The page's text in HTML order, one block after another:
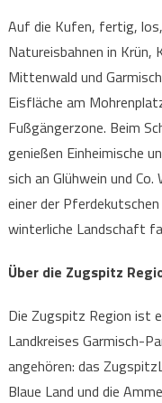
Auf die Kufen, fertig,
Natureisbahnen in Krün,
Mittenwald und
Eisfläche am
Fußgängerzone. Beim
genießen Einheimische
sich an Glühwein und
einer der
winterliche Landschaft
Über die Zugspitz
Die Zugspitz Region ist
Landkreises Garmisch-
angehören: das
Blaue Land und die